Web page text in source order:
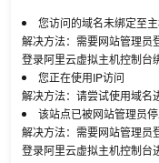
您访问的域名未绑定至
解决方法：需要网站管理员
登录阿里云虚拟主机控制台
您正在使用IP访问
解决方法：请尝试使用域名
该站点已被网站管理员
解决方法：需要网站管理员
登录阿里云虚拟主机控制台